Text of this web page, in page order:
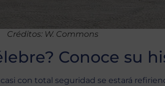
Créditos: W. Commons
Conoce su
con total seguridad se estará